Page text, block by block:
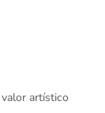
artístico